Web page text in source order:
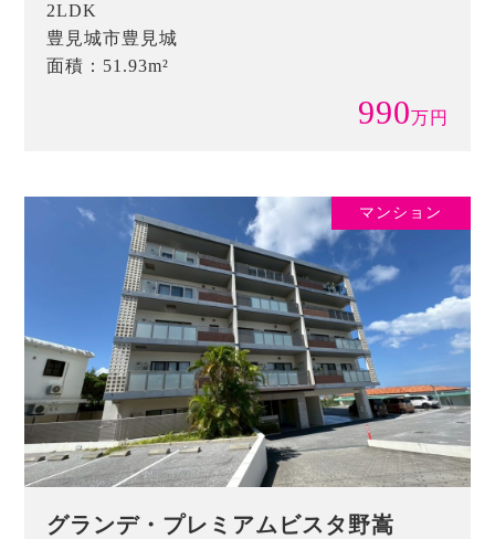
2LDK
豊見城市豊見城
面積：51.93m²
990万円
マンション
グランデ・プレミアムビスタ野嵩